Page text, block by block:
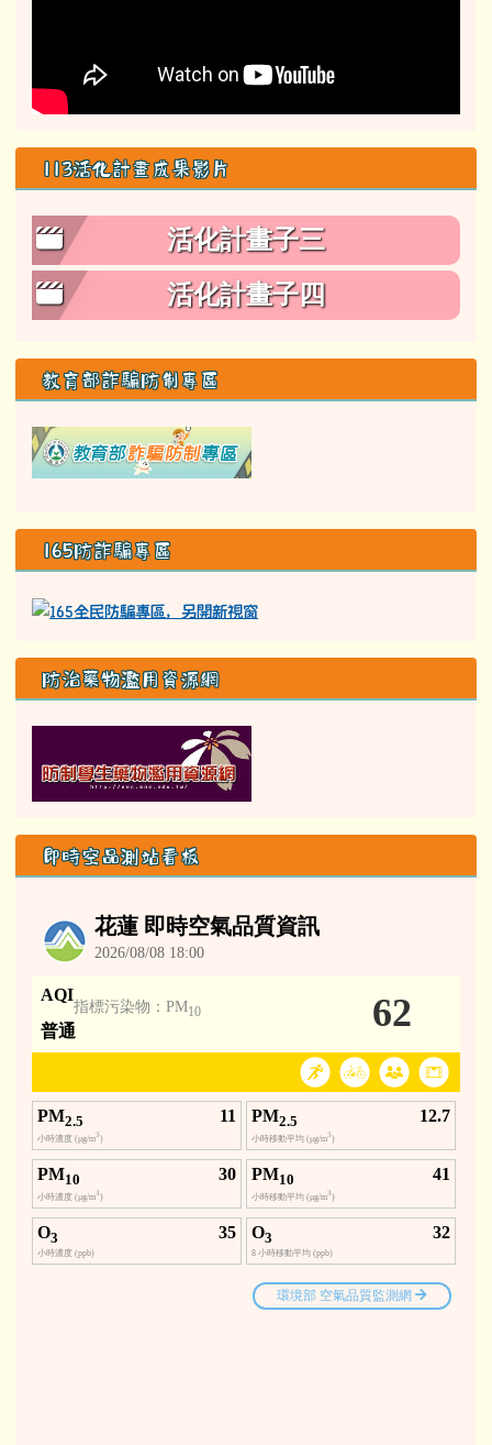
113活化計畫成果影片
活化計畫子三
活化計畫子四
教育部詐騙防制專區
165防詐騙專區
防治藥物濫用資源網
即時空品測站看板